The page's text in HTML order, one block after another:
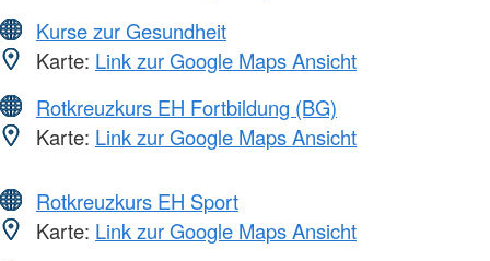
Kurse zur Gesundheit
Karte: Link zur Google Maps Ansicht
Rotkreuzkurs EH Fortbildung (BG)
Karte: Link zur Google Maps Ansicht
Rotkreuzkurs EH Sport
Karte: Link zur Google Maps Ansicht